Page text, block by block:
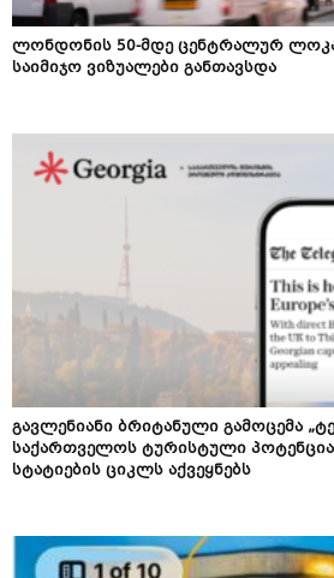
ლონდონის 50-მდე ცენტრალურ
საიმიჯო ვიზუალები განთავსდა
გავლენიანი ბრიტანული გამოცემა
საქართველოს ტურისტული
სტატიების ციკლს აქვეყნებს